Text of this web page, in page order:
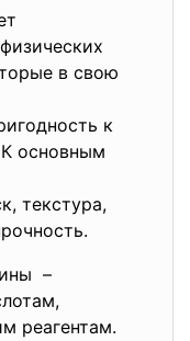
в свою
к
основным
текстура,
–
реагентам.